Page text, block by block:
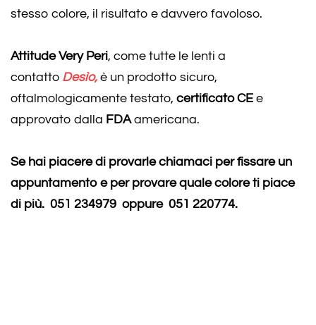
stesso colore, il risultato e davvero favoloso.
Attitude Very Peri, come tutte le lenti a
contatto Desìo,è un prodotto sicuro,
oftalmologicamente testato, certificato CE e
approvato dalla FDAamericana.
Se hai piacere di provarle chiamaci per fissare un
appuntamento e per provare quale colore ti piace
di più. 051 234979 oppure 051 220774.